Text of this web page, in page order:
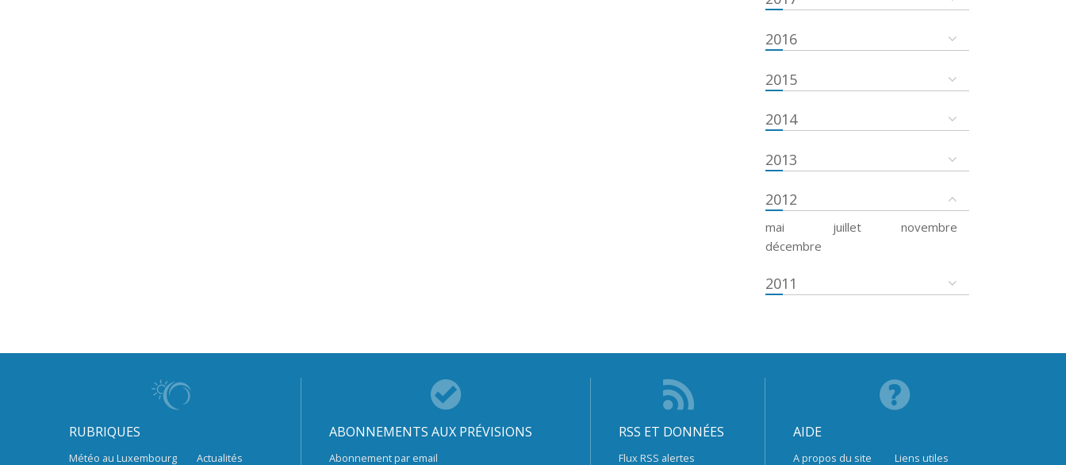
2016
2015
2014
2013
2012
mai juillet
novembre
décembre
2011
RUBRIQUES
Météo au Luxembourg Actualités
ABONNEMENTS AUX PRÉVISIONS
Abonnement par email
RSS ET DONNÉES
Flux RSS alertes
AIDE
A propos du site Liens utiles